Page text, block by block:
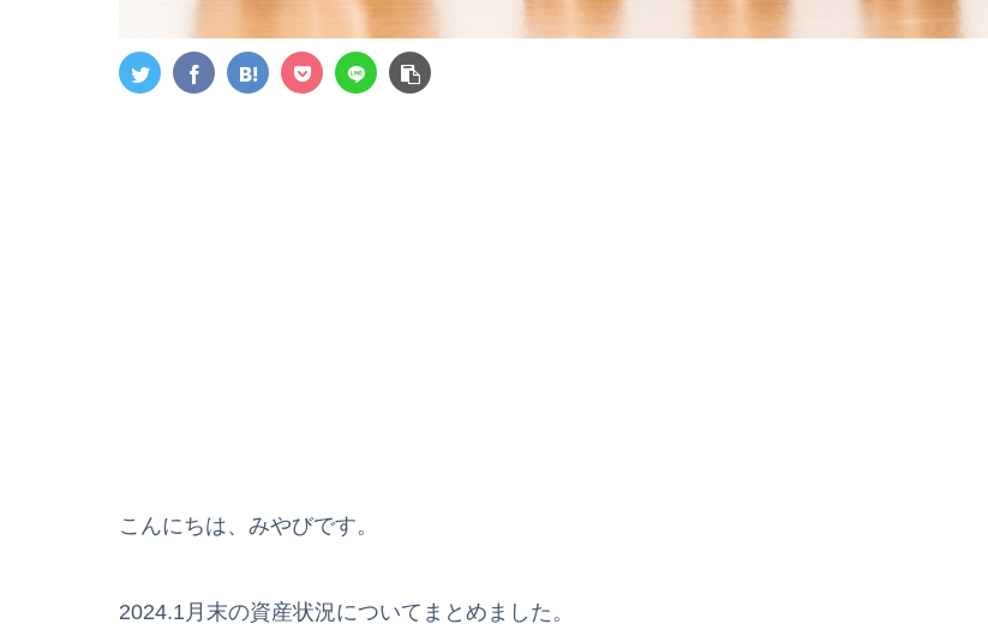
こんにちは、みやびです。
2024.1月末の資産状況についてまとめました。